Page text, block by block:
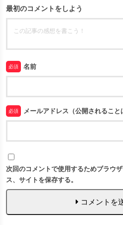
最初のコメントをしよう
必須 名前
必須 メールアドレス（公開されること
次回のコメントで使用するためブラウ
ス、サイトを保存する。
コメントを